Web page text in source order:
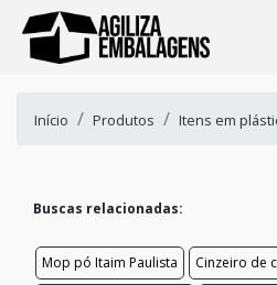
Início Produtos Itens em
Buscas relacionadas:
Mop pó Itaim Paulista
Cinzeiro de